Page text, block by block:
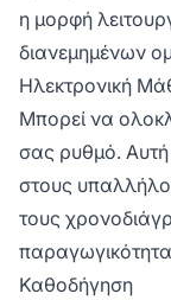
η μορφή
διανεμημένων
Ηλεκτρονική
Μπορεί να
σας ρυθμό. Αυτή
στους
τους
Καθοδήγηση